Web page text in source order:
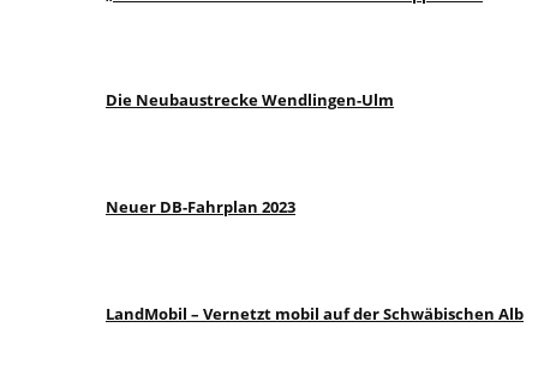
Die Neubaustrecke Wendlingen-Ulm
Neuer DB-Fahrplan 2023
LandMobil – Vernetzt mobil auf der Schwäbischen Alb